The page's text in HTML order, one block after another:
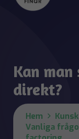
Kan
direkt?
Hem
Vanliga